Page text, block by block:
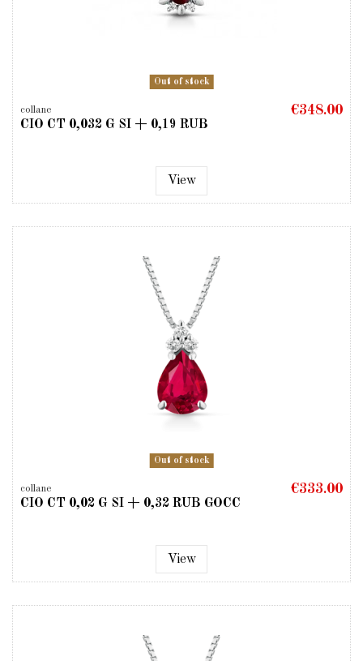
Out of stock
collane
CIO CT 0,032 G SI + 0,19 RUB
€348.00
View
Out of stock
collane
CIO CT 0,02 G SI + 0,32 RUB GOCC
€333.00
View